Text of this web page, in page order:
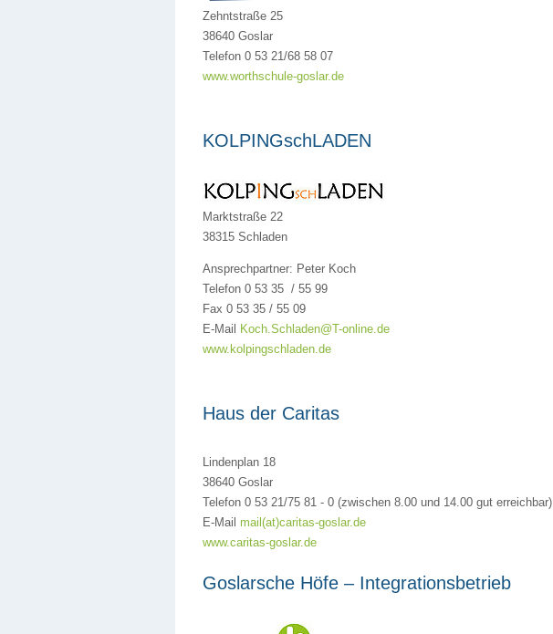
Zehntstraße 25
38640 Goslar
Telefon 0 53 21/68 58 07
www.worthschule-goslar.de
KOLPINGschLADEN
Marktstraße 22
38315 Schladen
Ansprechpartner: Peter Koch
Telefon 0 53 35 / 55 99
Fax 0 53 35 / 55 09
E-Mail
Koch.Schladen@T-online.de
www.kolpingschladen.de
Haus der Caritas
Lindenplan 18
38640 Goslar
Telefon 0 53 21/75 81 - 0 (zwischen 8.00 und 14.00 gut erreichbar)
E-Mail mail(at)caritas-goslar.de
www.caritas-goslar.de
Goslarsche Höfe – Integrationsbetrieb